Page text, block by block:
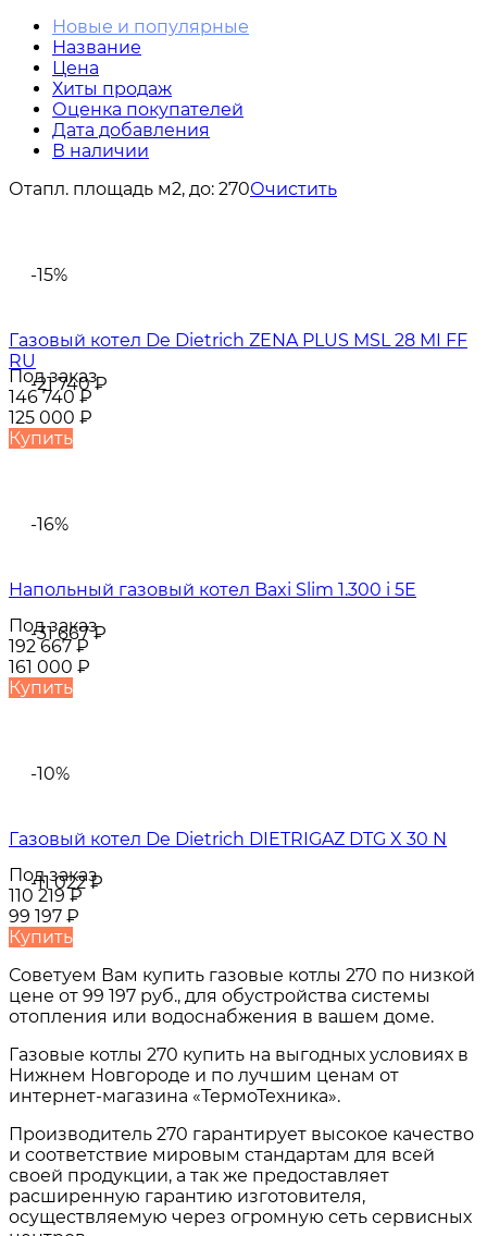
Новые и популярные
Название
Цена
Хиты продаж
Оценка покупателей
Дата добавления
В наличии
Отапл. площадь м2, до: 270Очистить
-15%
-21 740₽
Газовый котел De Dietrich ZENA PLUS MSL 28 MI FF
RU
Под заказ
146 740₽
125 000 ₽
Купить
-16%
-31 667₽
Напольный газовый котел Baxi Slim 1.300 i 5E
Под заказ
192 667₽
161 000 ₽
Купить
-10%
-11 022₽
Газовый котел De Dietrich DIETRIGAZ DTG X 30 N
Под заказ
110 219₽
99 197 ₽
Купить
Советуем Вам купить газовые котлы 270 по низкой
цене от 99 197 руб., для обустройства системы
отопления или водоснабжения в вашем доме.
Газовые котлы 270 купить на выгодных условиях в
Нижнем Новгороде и по лучшим ценам от
интернет-магазина «ТермоТехника».
Производитель 270 гарантирует высокое качество
и соответствие мировым стандартам для всей
своей продукции, а так же предоставляет
расширенную гарантию изготовителя,
осуществляемую через огромную сеть сервисных